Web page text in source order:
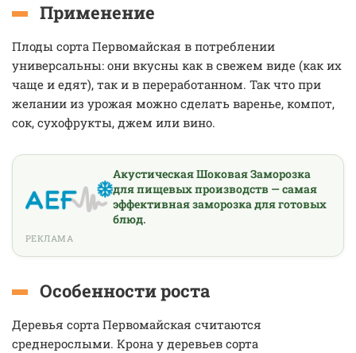
Применение
Плоды сорта Первомайская в потреблении
универсальны: они вкусны как в свежем виде (как их
чаще и едят), так и в переработанном. Так что при
желании из урожая можно сделать варенье, компот,
сок, сухофрукты, джем или вино.
Акустическая Шоковая Заморозка
для пищевых производств — самая
эффективная заморозка для готовых
блюд.
РЕКЛАМА
Особенности роста
Деревья сорта Первомайская считаются
среднерослыми. Крона у деревьев сорта